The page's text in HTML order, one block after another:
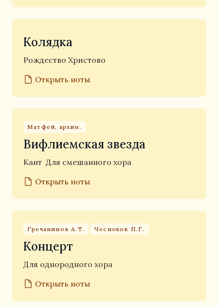
Колядка
Рождество Христово
Открыть ноты
Матфей, архим.
Вифлиемская звезда
Кант Для смешанного хора
Открыть ноты
Гречанинов А.Т. Чесноков П.Г.
Концерт
Для однородного хора
Открыть ноты